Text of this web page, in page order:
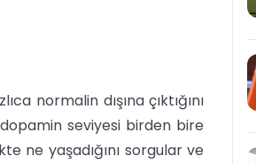
normalin dışına çıktığını
seviyesi birden bire
ne yaşadığını sorgular ve